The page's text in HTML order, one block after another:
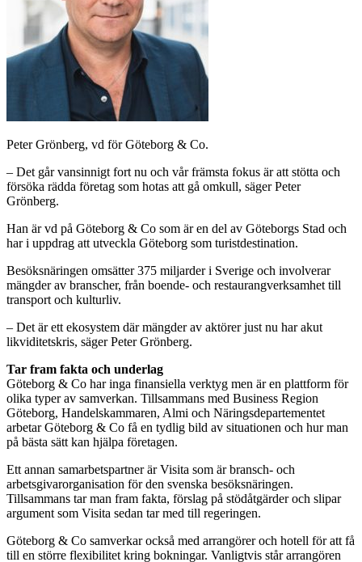
Peter Grönberg, vd för Göteborg & Co.
– Det går vansinnigt fort nu och vår främsta fokus är att stötta och
försöka rädda företag som hotas att gå omkull, säger Peter
Grönberg.
Han är vd på Göteborg & Co som är en del av Göteborgs Stad och
har i uppdrag att utveckla Göteborg som turistdestination.
Besöksnäringen omsätter 375 miljarder i Sverige och involverar
mängder av branscher, från boende- och restaurangverksamhet till
transport och kulturliv.
– Det är ett ekosystem där mängder av aktörer just nu har akut
likviditetskris, säger Peter Grönberg.
Tar fram fakta och underlag
Göteborg & Co har inga finansiella verktyg men är en plattform för
olika typer av samverkan. Tillsammans med Business Region
Göteborg, Handelskammaren, Almi och Näringsdepartementet
arbetar Göteborg & Co få en tydlig bild av situationen och hur man
på bästa sätt kan hjälpa företagen.
Ett annan samarbetspartner är Visita som är bransch- och
arbetsgivarorganisation för den svenska besöksnäringen.
Tillsammans tar man fram fakta, förslag på stödåtgärder och slipar
argument som Visita sedan tar med till regeringen.
Göteborg & Co samverkar också med arrangörer och hotell för att få
till en större flexibilitet kring bokningar. Vanligtvis står arrangören